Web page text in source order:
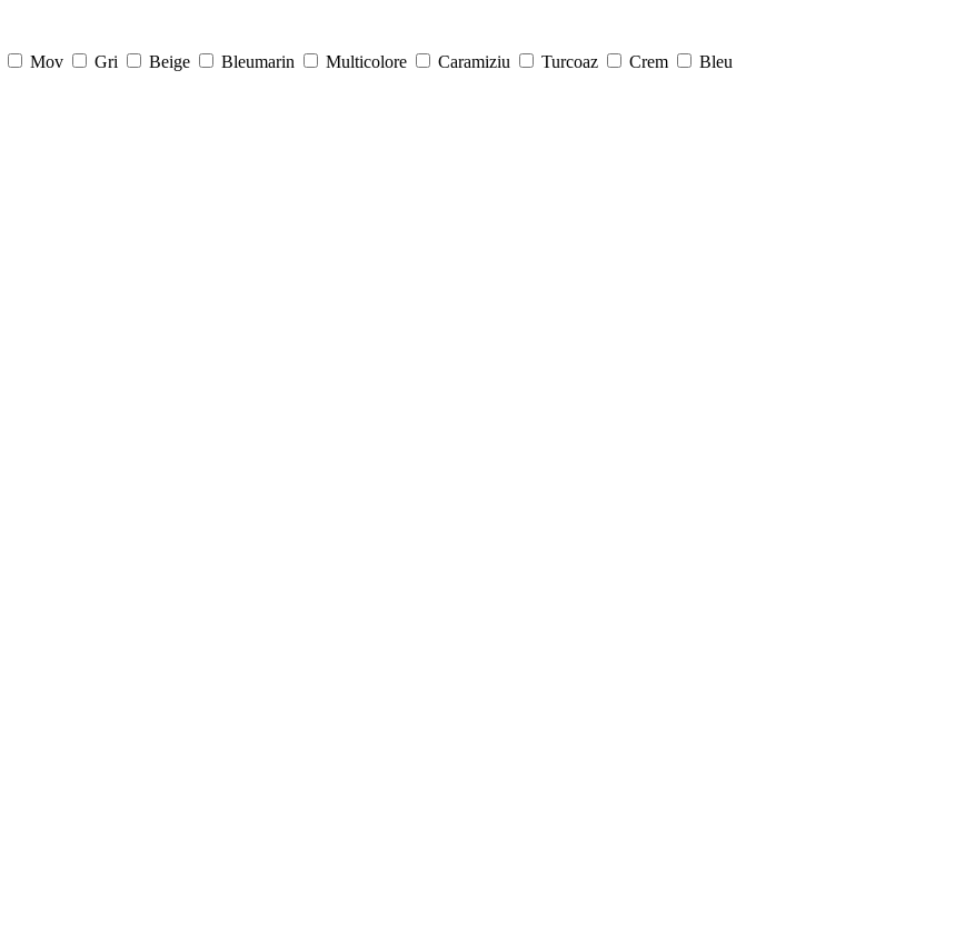
Mov Gri Beige Bleumarin Multicolore Caramiziu Turcoaz Crem
Bleu